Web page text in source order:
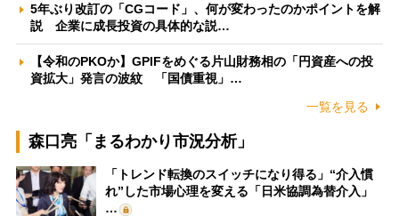
5年ぶり改訂の「CGコード」、何が変わったのかポイントを解
説 企業に成長投資の具体的な説…
【令和のPKOか】GPIFをめぐる片山財務相の「円資産への投
資拡大」発言の波紋 「国債重視」…
一覧を見る
森口亮「まるわかり市況分析」
「トレンド転換のスイッチになり得る」“介入慣
れ”した市場心理を変える「日米協調為替介入」
…